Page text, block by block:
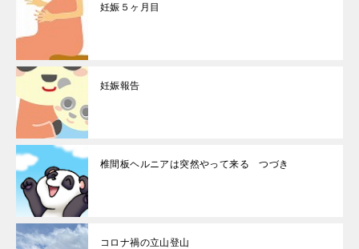
妊娠５ヶ月目
妊娠報告
椎間板ヘルニアは突然やって来る つづき
コロナ禍の立山登山